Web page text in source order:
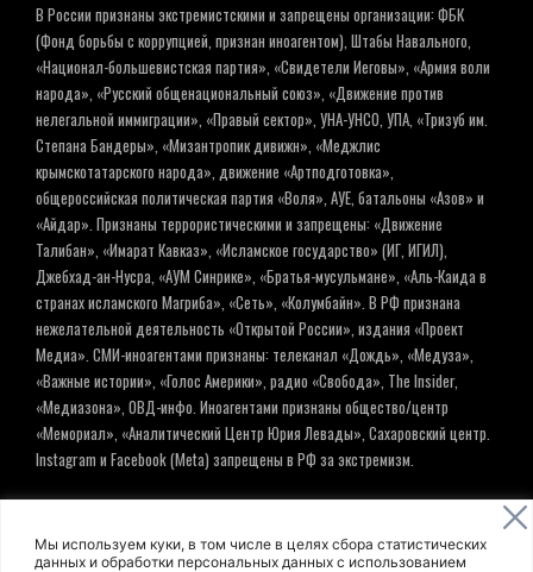
Мы используем куки, в том числе в целях сбора статистических
данных и обработки персональных данных с использованием
В России признаны экстремистскими и запрещены организации: ФБК
(Фонд борьбы с коррупцией, признан иноагентом), Штабы Навального,
«Национал-большевистская партия», «Свидетели Иеговы», «Армия воли
народа», «Русский общенациональный союз», «Движение против
нелегальной иммиграции», «Правый сектор», УНА-УНСО, УПА, «Тризуб им.
Степана Бандеры», «Мизантропик дивижн», «Меджлис
крымскотатарского народа», движение «Артподготовка»,
общероссийская политическая партия «Воля», АУЕ, батальоны «Азов» и
«Айдар». Признаны террористическими и запрещены: «Движение
Талибан», «Имарат Кавказ», «Исламское государство» (ИГ, ИГИЛ),
Джебхад-ан-Нусра, «АУМ Синрике», «Братья-мусульмане», «Аль-Каида в
странах исламского Магриба», «Сеть», «Колумбайн». В РФ признана
нежелательной деятельность «Открытой России», издания «Проект
Медиа». СМИ-иноагентами признаны: телеканал «Дождь», «Медуза»,
«Важные истории», «Голос Америки», радио «Свобода», The Insider,
«Медиазона», ОВД-инфо. Иноагентами признаны общество/центр
«Мемориал», «Аналитический Центр Юрия Левады», Сахаровский центр.
Instagram и Facebook (Metа) запрещены в РФ за экстремизм.
© ИНФОРМАЦИОННОЕ АГЕНТСТВО ЕЛЬ